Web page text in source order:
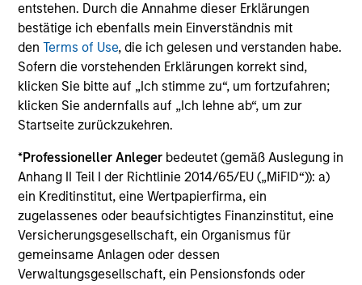
entstehen. Durch die Annahme dieser Erklärungen
bestätige ich ebenfalls mein Einverständnis mit
denTerms of Use, die ich gelesen und verstanden habe.
Sofern die vorstehenden Erklärungen korrekt sind,
klicken Sie bitte auf „Ich stimme zu“, um fortzufahren;
klicken Sie andernfalls auf „Ich lehne ab“, um zur
Startseite zurückzukehren.
*Professioneller Anleger bedeutet (gemäß Auslegung in
Anhang II Teil I der Richtlinie 2014/65/EU („MiFID“)): a)
ein Kreditinstitut, eine Wertpapierfirma, ein
zugelassenes oder beaufsichtigtes Finanzinstitut, eine
Versicherungsgesellschaft, ein Organismus für
gemeinsame Anlagen oder dessen
Verwaltungsgesellschaft, ein Pensionsfonds oder
Performanceangaben und wichtige Informationen,
die sorgfältig zu lesen sind.
Dielaufenden Kostenspiegeln die Zahlungen und
Aufwendungen wider, die während des
Geschäftsbetriebs des Fonds anfallen und vom Vermögen
des Fonds im Laufe der Zeit abgezogen werden. Enthalten
sind die Gebühren für die Anlageverwaltung
Administrationskosten.
Durchschnittliche jährliche
Gesamtrendite